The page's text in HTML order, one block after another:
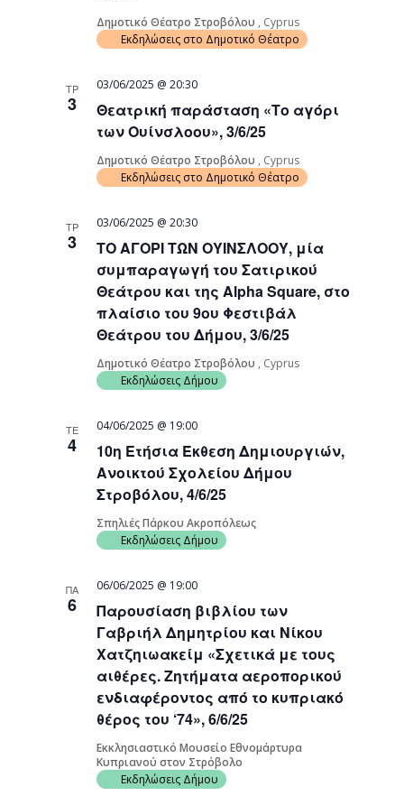
Δημοτικό Θέατρο Στροβόλου , Cyprus
Εκδηλώσεις στο Δημοτικό Θέατρο
ΤΡ
3
Θεατρική παράσταση «Το αγόρι
των Ουίνσλοου», 3/6/25
03/06/2025 @ 20:30
Δημοτικό Θέατρο Στροβόλου , Cyprus
Εκδηλώσεις στο Δημοτικό Θέατρο
ΤΡ
3
ΤΟ ΑΓΟΡΙ ΤΩΝ ΟΥΙΝΣΛΟΟΥ, μία
συμπαραγωγή του Σατιρικού
Θεάτρου και της Alpha Square, στο
πλαίσιο του 9ου Φεστιβάλ
Θεάτρου του Δήμου, 3/6/25
03/06/2025 @ 20:30
Δημοτικό Θέατρο Στροβόλου , Cyprus
Εκδηλώσεις Δήμου
ΤΕ
4
10η Ετήσια Έκθεση Δημιουργιών,
Ανοικτού Σχολείου Δήμου
Στροβόλου, 4/6/25
04/06/2025 @ 19:00
Σπηλιές Πάρκου Ακροπόλεως
Εκδηλώσεις Δήμου
ΠΑ
6
Παρουσίαση βιβλίου των
Γαβριήλ Δημητρίου και Νίκου
Χατζηιωακείμ «Σχετικά με τους
αιθέρες. Ζητήματα αεροπορικού
ενδιαφέροντος από το κυπριακό
θέρος του ‘74», 6/6/25
06/06/2025 @ 19:00
Εκκλησιαστικό Μουσείο Εθνομάρτυρα
Κυπριανού στον Στρόβολο
Εκδηλώσεις Δήμου